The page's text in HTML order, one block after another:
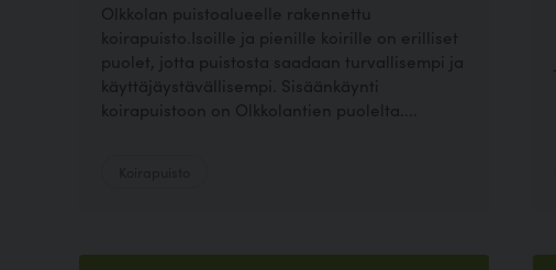
Olkkolan puistoalueelle rakennettu
koirapuisto.Isoille ja pienille koirille on erilliset
puolet, jotta puistosta saadaan turvallisempi ja
käyttäjäystävällisempi. Sisäänkäynti
koirapuistoon on Olkkolantien puolelta....